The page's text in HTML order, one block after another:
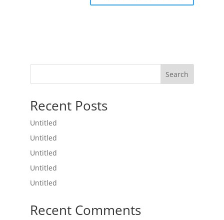
Search
Recent Posts
Untitled
Untitled
Untitled
Untitled
Untitled
Recent Comments